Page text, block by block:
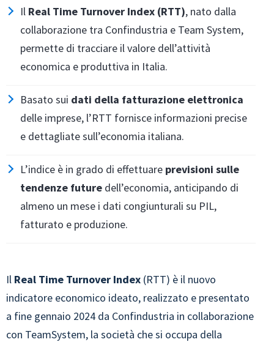
Il Real Time Turnover Index (RTT), nato dalla
collaborazione tra Confindustria e Team System,
permette di tracciare il valore dell’attività
economica e produttiva in Italia.
Basato sui dati della fatturazione elettronica
delle imprese, l’RTT fornisce informazioni precise
e dettagliate sull’economia italiana.
L’indice è in grado di effettuare previsioni sulle
tendenze future dell’economia, anticipando di
almeno un mese i dati congiunturali su PIL,
fatturato e produzione.
Il Real Time Turnover Index (RTT) è il nuovo
indicatore economico ideato, realizzato e presentato
a fine gennaio 2024 da Confindustria in collaborazione
con TeamSystem, la società che si occupa della